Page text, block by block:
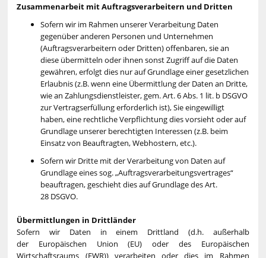
Zusammenarbeit mit Auftragsverarbeitern und Dritten
Sofern wir im Rahmen unserer Verarbeitung Daten
gegenüber anderen Personen und Unternehmen
(Auftragsverarbeitern oder Dritten) offenbaren, sie an
diese übermitteln oder ihnen sonst Zugriff auf die Daten
gewähren, erfolgt dies nur auf Grundlage einer gesetzlichen
Erlaubnis (z.B. wenn eine Übermittlung der Daten an Dritte,
wie an Zahlungsdienstleister, gem. Art. 6 Abs. 1 lit. b DSGVO
zur Vertragserfüllung erforderlich ist), Sie eingewilligt
haben, eine rechtliche Verpflichtung dies vorsieht oder auf
Grundlage unserer berechtigten Interessen (z.B. beim
Einsatz von Beauftragten, Webhostern, etc.).
Sofern wir Dritte mit der Verarbeitung von Daten auf
Grundlage eines sog. „Auftragsverarbeitungsvertrages“
beauftragen, geschieht dies auf Grundlage des Art.
28 DSGVO.
Übermittlungen in Drittländer
Sofern wir Daten in einem Drittland (d.h. außerhalb
der Europäischen Union (EU) oder des Europäischen
Wirtschaftsraums (EWR)) verarbeiten oder dies im Rahmen